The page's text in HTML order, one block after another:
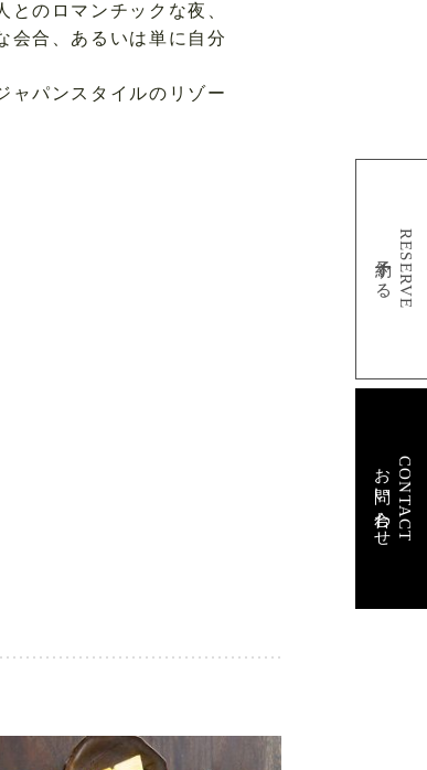
RESERVE
予約する
CONTACT
お問い合わせ
のロマンチックな夜、
会合、あるいは単に自分
ャパンスタイルのリゾー